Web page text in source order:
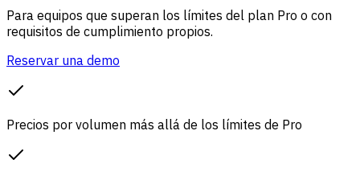
Para equipos que superan los límites del plan Pro o con
requisitos de cumplimiento propios.
Reservar una demo
Precios por volumen más allá de los límites de Pro